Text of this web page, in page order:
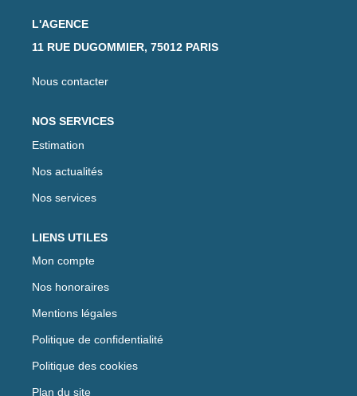
L'AGENCE
11 RUE DUGOMMIER, 75012 PARIS
Nous contacter
NOS SERVICES
Estimation
Nos actualités
Nos services
LIENS UTILES
Mon compte
Nos honoraires
Mentions légales
Politique de confidentialité
Politique des cookies
Plan du site